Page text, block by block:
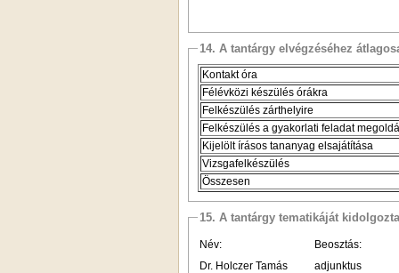
14. A tantárgy elvégzéséhez
Kontakt óra
Félévközi készülés órákra
Felkészülés zárthelyire
Felkészülés a gyakorlati feladat
Kijelölt írásos tananyag elsajátítása
Vizsgafelkészülés
Összesen
15. A tantárgy tematikáját kidolgozta
Név:
Beosztás:
Dr. Holczer Tamás
adjunktus